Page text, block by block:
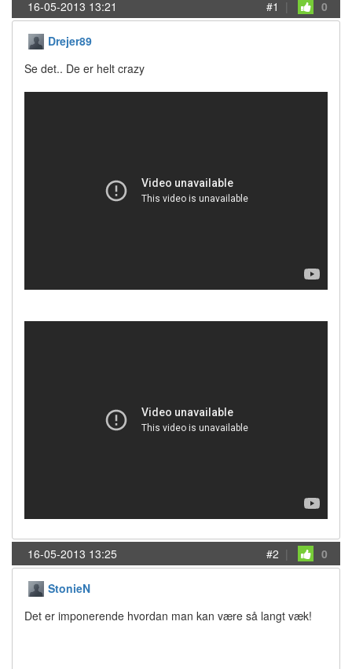
16-05-2013 13:21 #1 | 0
Drejer89
Se det.. De er helt crazy
16-05-2013 13:25 #2 | 0
StonieN
Det er imponerende hvordan man kan være så langt væk!